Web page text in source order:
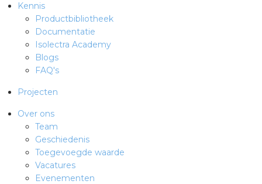
Kennis
Productbibliotheek
Documentatie
Isolectra Academy
Blogs
FAQ's
Projecten
Over ons
Team
Geschiedenis
Toegevoegde waarde
Vacatures
Evenementen